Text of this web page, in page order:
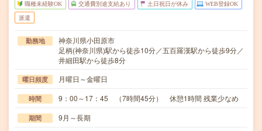
職種未経験OK 交通費別途支給あり 土日祝日が休み WEB登録OK
派遣
勤務地
神奈川県小田原市
足柄(神奈川県)駅から徒歩10分／五百羅漢駅から徒歩9分／
井細田駅から徒歩8分
曜日頻度 月曜日～金曜日
時間 9：00～17：45 （7時間45分） 休憩1時間 残業少なめ
期間 9月～長期